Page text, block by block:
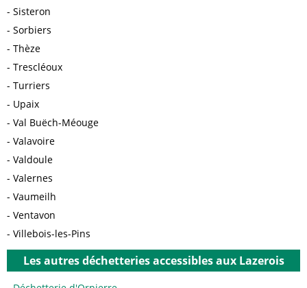
Sisteron
Sorbiers
Thèze
Trescléoux
Turriers
Upaix
Val Buëch-Méouge
Valavoire
Valdoule
Valernes
Vaumeilh
Ventavon
Villebois-les-Pins
Les autres déchetteries accessibles aux Lazerois